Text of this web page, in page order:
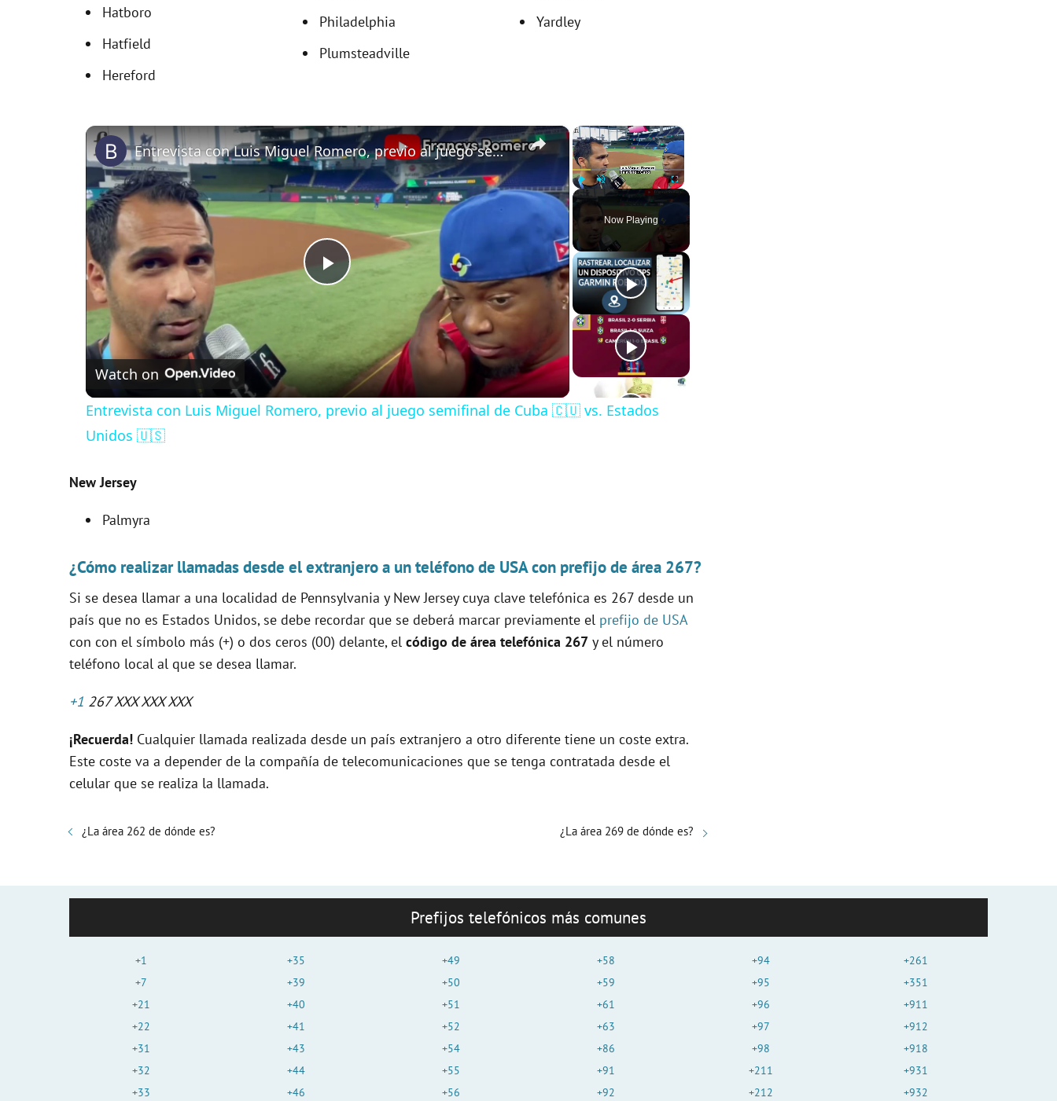
Hatboro
Hatfield
Hereford
Philadelphia
Plumsteadville
Yardley
×
Play Unmute Fullscreen
Now Playing
×
P
l
a
y
d
e
Entrevista con Luis Miguel Romero, previo al juego semifinal de Cuba 🇨🇺 vs. Estados Unidos 🇺🇸
Watch on
Entrevista con Luis Miguel Romero, previo al juego semifinal de Cuba 🇨🇺 vs. Estados
Unidos 🇺🇸
New Jersey
Palmyra
¿Cómo realizar llamadas desde el extranjero a un teléfono de USA con prefijo de área 267?
Si se desea llamar a una localidad de Pennsylvania y New Jersey cuya clave telefónica es 267 desde un
país que no es Estados Unidos, se debe recordar que se deberá marcar previamente el prefijo de USA
con con el símbolo más (+) o dos ceros (00) delante, el código de área telefónica 267 y el número
teléfono local al que se desea llamar.
+1 267 XXX XXX XXX
¡Recuerda! Cualquier llamada realizada desde un país extranjero a otro diferente tiene un coste extra.
Este coste va a depender de la compañía de telecomunicaciones que se tenga contratada desde el
celular que se realiza la llamada.
¿La área 262 de dónde es? ¿La área 269 de dónde es?
Prefijos telefónicos más comunes
+1
+7
+21
+22
+31
+32
+33
+35
+39
+40
+41
+43
+44
+46
+49
+50
+51
+52
+54
+55
+56
+58
+59
+61
+63
+86
+91
+92
+94
+95
+96
+97
+98
+211
+212
+261
+351
+911
+912
+918
+931
+932